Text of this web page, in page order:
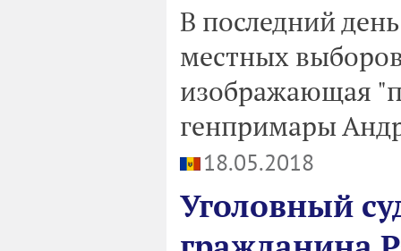
В последний
местных
изображающая
генпримары
18.05.2018
Уголовный